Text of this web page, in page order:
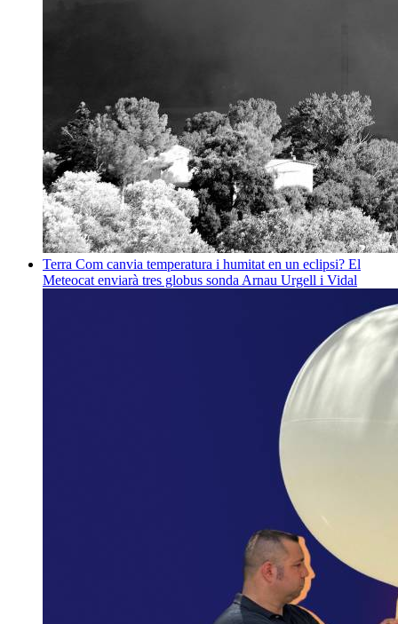
Terra Com canvia temperatura i humitat en un eclipsi? El
Meteocat enviarà tres globus sonda Arnau Urgell i Vidal